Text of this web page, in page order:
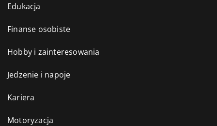
Edukacja
Finanse osobiste
Hobby i zainteresowania
Jedzenie i napoje
Kariera
Motoryzacja